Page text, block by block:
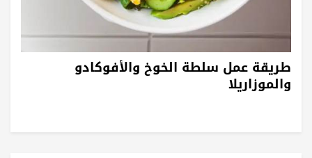
طريقة عمل سلطة الخوخ والأفوكادو
والموزاريلا